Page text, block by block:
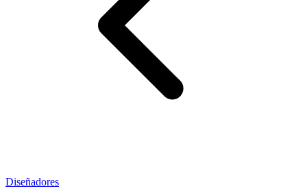
Diseñadores